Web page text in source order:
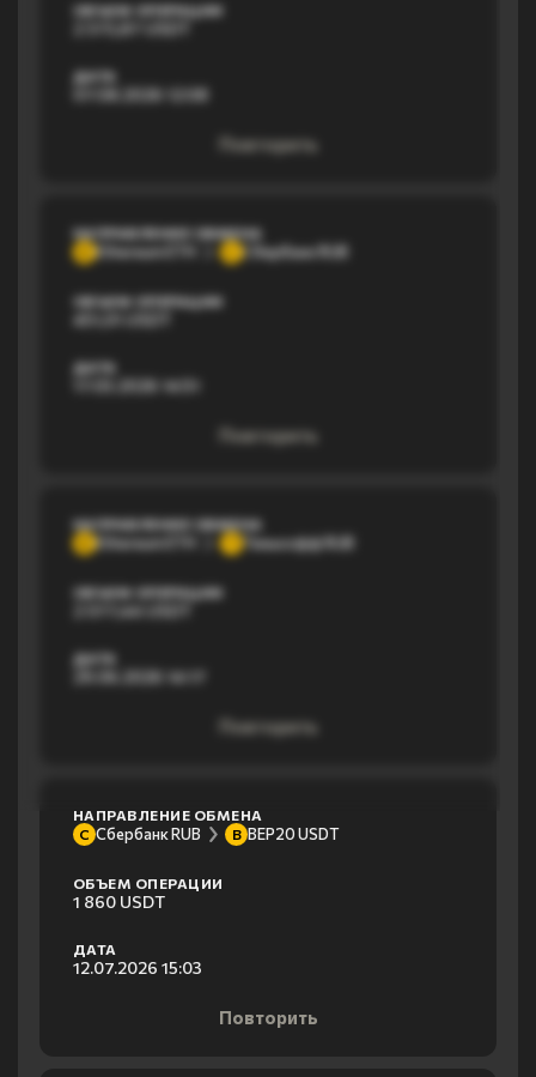
ОБЪЕМ ОПЕРАЦИИ
ДАТА
07.08.2026 12:08
Повторить
НАПРАВЛЕНИЕ ОБМЕНА
Ethereum ETH Сбербанк RUB
ОБЪЕМ ОПЕРАЦИИ
ДАТА
17.03.2026 14:51
Повторить
НАПРАВЛЕНИЕ ОБМЕНА
Ethereum ETH Тинькофф RUB
ОБЪЕМ ОПЕРАЦИИ
2 077,44 USDT
ДАТА
29.06.2026 14:17
Повторить
НАПРАВЛЕНИЕ ОБМЕНА
С Сбербанк RUB B BEP20 USDT
ОБЪЕМ ОПЕРАЦИИ
1 860 USDT
ДАТА
12.07.2026 15:03
Повторить